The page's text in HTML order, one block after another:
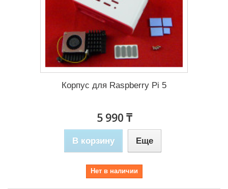
Корпус для Raspberry Pi 5
5 990 ₸
В корзину Еще
Нет в наличии